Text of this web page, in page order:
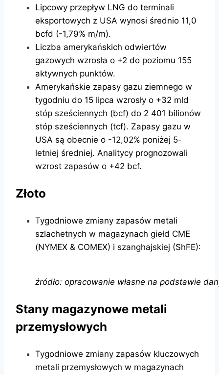
Lipcowy przepływ LNG do terminali
eksportowych z USA wynosi średnio 11,0
bcfd (-1,79% m/m).
Liczba amerykańskich odwiertów
gazowych wzrosła o +2 do poziomu 155
aktywnych punktów.
Amerykańskie zapasy gazu ziemnego w
tygodniu do 15 lipca wzrosły o +32 mld
stóp sześciennych (bcf) do 2 401 bilionów
stóp sześciennych (tcf). Zapasy gazu w
USA są obecnie o -12,02% poniżej 5-
letniej średniej. Analitycy prognozowali
wzrost zapasów o +42 bcf.
Złoto
Tygodniowe zmiany zapasów metali
szlachetnych w magazynach giełd CME
(NYMEX & COMEX) i szanghajskiej (ShFE):
źródło: opracowanie własne na podstawie
Stany magazynowe metali
przemysłowych
Tygodniowe zmiany zapasów kluczowych
metali przemysłowych w magazynach